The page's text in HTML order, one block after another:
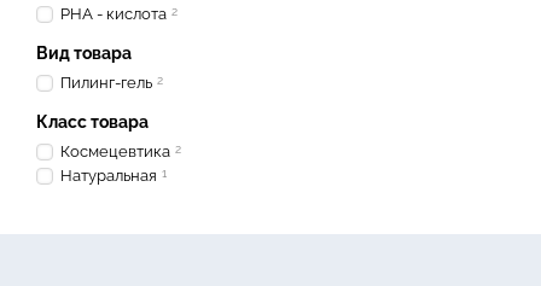
PHA - кислота 2
Вид товара
Пилинг-гель 2
Класс товара
Космецевтика 2
Натуральная 1